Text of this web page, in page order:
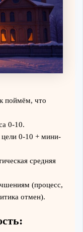
поймём, что
0-10.
цели 0-10 + мини-
средняя
(процесс,
отмен).